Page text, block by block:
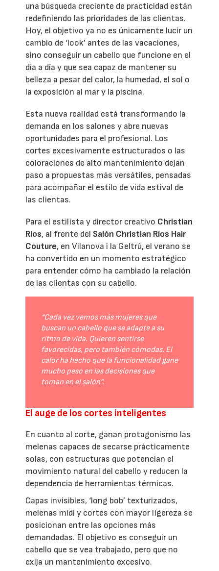
una búsqueda creciente de practicidad están
redefiniendo las prioridades de las clientas.
Hoy, el objetivo ya no es únicamente lucir un
cambio de ‘look’ antes de las vacaciones,
sino conseguir un cabello que funcione en el
día a día y que sea capaz de mantener su
belleza a pesar del calor, la humedad, el sol o
la exposición al mar y la piscina.
Esta nueva realidad está transformando la
demanda en los salones y abre nuevas
oportunidades para el profesional. Los
cortes excesivamente estructurados o las
coloraciones de alto mantenimiento dejan
paso a propuestas más versátiles, pensadas
para acompañar el estilo de vida estival de
las clientas.
Para el estilista y director creativo Christian
Ríos, al frente del Salón Christian Ríos Hair
Couture, en Vilanova i la Geltrú, el verano se
ha convertido en un momento estratégico
para entender cómo ha cambiado la relación
de las clientas con su cabello.
“Cada vez vemos más mujeres que
buscan un cabello que se adapte a su
ritmo de vida. Quieren sentirse
favorecidas, pero también cómodas. El
calor ha hecho que la funcionalidad gane
mucho peso en las decisiones que
toman en el salón”.
El auge de los cortes inteligentes
En cuanto al corte, ganan protagonismo las
melenas capaces de secarse prácticamente
solas, con estructuras que potencian el
movimiento natural del cabello y reducen la
dependencia de herramientas térmicas.
Capas invisibles, ‘long bob’ texturizados,
melenas midi y cortes con mayor ligereza se
posicionan entre las opciones más
demandadas. El objetivo es conseguir un
cabello que se vea trabajado, pero que no
exija un mantenimiento excesivo.